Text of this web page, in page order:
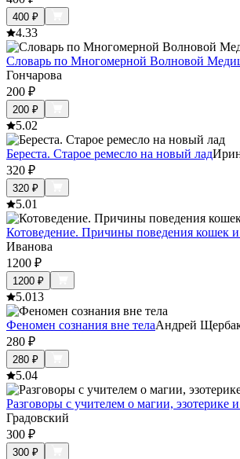
400 ₽
4.33
Словарь по Многомерной Волновой
Гончарова
200 ₽
200 ₽
5.02
Береста. Старое ремесло на новый лад
320 ₽
320 ₽
5.01
Котоведение. Причины поведения кошек и
Иванова
1200 ₽
1200 ₽
5.013
Феномен сознания вне телаАндрей
280 ₽
280 ₽
5.04
Разговоры с учителем о магии, эзотерике
Градовский
300 ₽
300 ₽